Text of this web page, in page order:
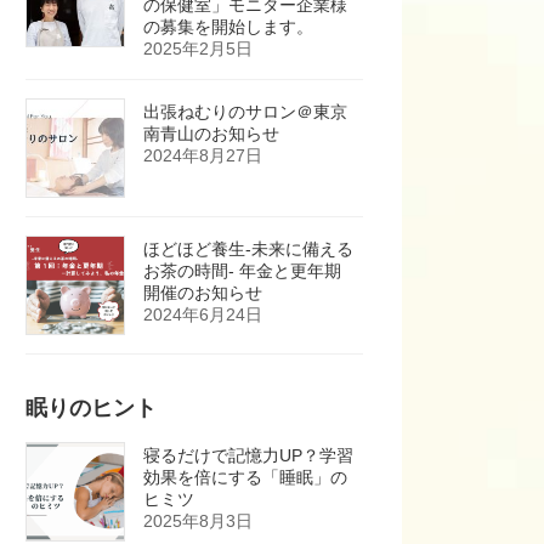
の保健室」モニター企業様
の募集を開始します。
2025年2月5日
出張ねむりのサロン＠東京
南青山のお知らせ
2024年8月27日
ほどほど養生-未来に備える
お茶の時間- 年金と更年期
開催のお知らせ
2024年6月24日
眠りのヒント
寝るだけで記憶力UP？学習
効果を倍にする「睡眠」の
ヒミツ
2025年8月3日